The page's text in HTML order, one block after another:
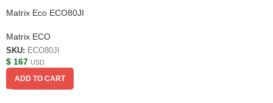
Matrix Eco ECO80JI
Matrix ECO
SKU: ECO80JI
$ 167 USD
ADD TO CART